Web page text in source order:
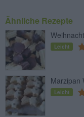
Ähnliche Rezepte
Leicht
Marzipan
Leicht